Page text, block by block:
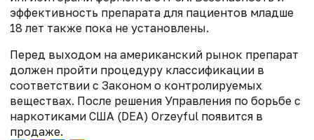
эффективность препарата для пациентов младше
18 лет также пока не установлены.
Перед выходом на американский рынок препарат
должен пройти процедуру классификации в
соответствии с Законом о контролируемых
веществах. После решения Управления по борьбе с
наркотиками США (DEA) Orzeyful появится в
продаже.